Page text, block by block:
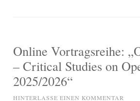
Online Vortragsreihe:
– Critical Studies on
2025/2026“
HINTERLASSE EINEN KOMMENTAR